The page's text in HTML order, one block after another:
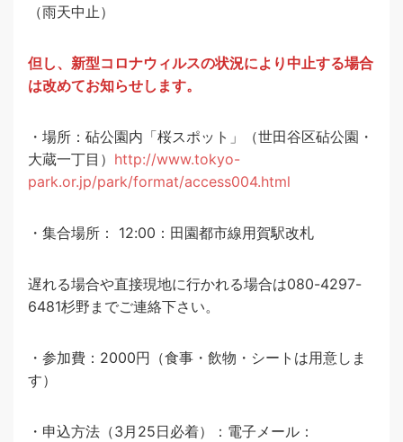
（雨天中止）
但し、新型コロナウィルスの状況により中止する場合
は改めてお知らせします。
・場所：砧公園内「桜スポット」（世田谷区砧公園・
大蔵一丁目） http://www.tokyo-
park.or.jp/park/format/access004.html
・集合場所： 12:00：田園都市線用賀駅改札
遅れる場合や直接現地に行かれる場合は080-4297-
6481杉野までご連絡下さい。
・参加費：2000円（食事・飲物・シートは用意しま
す）
・申込方法（3月25日必着）：電子メール：